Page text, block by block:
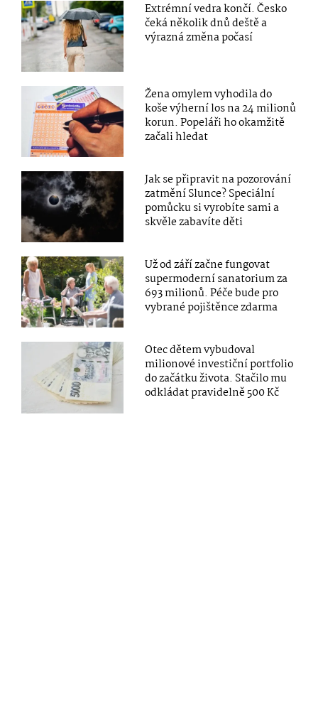
Extrémní vedra končí. Česko
čeká několik dnů deště a
výrazná změna počasí
Žena omylem vyhodila do
koše výherní los na 24 milionů
korun. Popeláři ho okamžitě
začali hledat
Jak se připravit na pozorování
zatmění Slunce? Speciální
pomůcku si vyrobíte sami a
skvěle zabavíte děti
Už od září začne fungovat
supermoderní sanatorium za
693 milionů. Péče bude pro
vybrané pojištěnce zdarma
Otec dětem vybudoval
milionové investiční portfolio
do začátku života. Stačilo mu
odkládat pravidelně 500 Kč